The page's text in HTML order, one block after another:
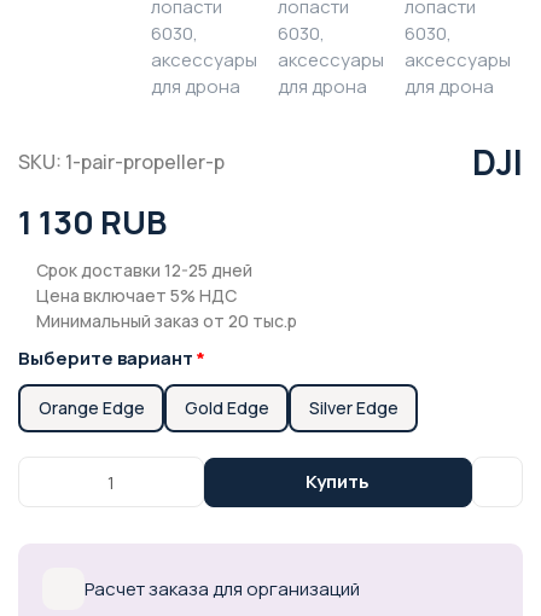
SKU: 1-pair-propeller-p DJI
1 130 RUB
Срок доставки 12-25 дней
Цена включает 5% НДС
Минимальный заказ от 20 тыс.р
Выберите вариант
Orange Edge Gold Edge Silver Edge
Купить
Расчет заказа для организаций